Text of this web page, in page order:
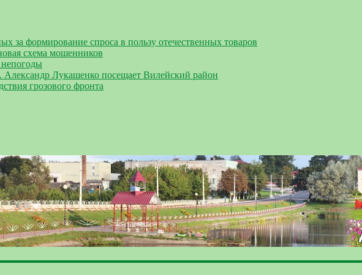
за формирование спроса в пользу отечественных товаров
схема мошенников
Лукашенко посещает Вилейский район
грозового фронта